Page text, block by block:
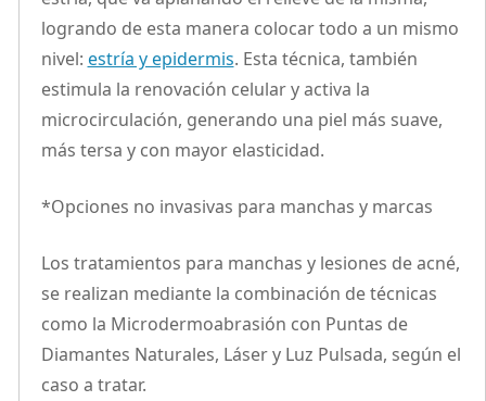
logrando de esta manera colocar todo a un mismo
nivel: estría y epidermis. Esta técnica, también
estimula la renovación celular y activa la
microcirculación, generando una piel más suave,
más tersa y con mayor elasticidad.
*Opciones no invasivas para manchas y marcas
Los tratamientos para manchas y lesiones de acné,
se realizan mediante la combinación de técnicas
como la Microdermoabrasión con Puntas de
Diamantes Naturales, Láser y Luz Pulsada, según el
caso a tratar.